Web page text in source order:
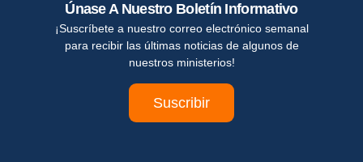
Únase A Nuestro Boletín Informativo
¡Suscríbete a nuestro correo electrónico semanal
para recibir las últimas noticias de algunos de
nuestros ministerios!
Suscribir